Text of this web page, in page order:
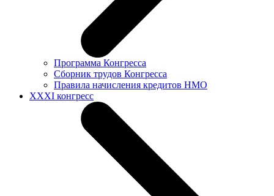
Программа Конгресса
Сборник трудов Конгресса
Правила начисления кредитов НМО
XXXI конгресс